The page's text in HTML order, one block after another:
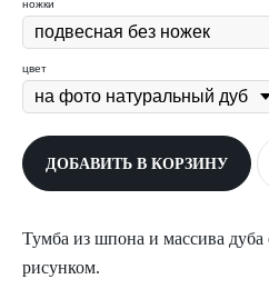
ножки
цвет
ДОБАВИТЬ В КОРЗИНУ
Тумба из шпона и массива
рисунком.